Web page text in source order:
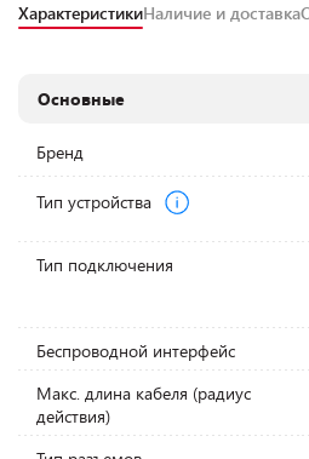
ХарактеристикиНаличие и доставка
Основные
Бренд
Тип устройства
Тип подключения
Беспроводной интерфейс
Макс. длина кабеля (радиус
действия)